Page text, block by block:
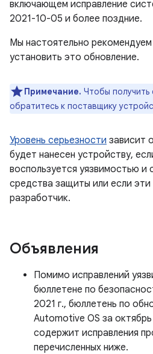
включающем исправление
2021-10-05 и более поздние.
Мы настоятельно
установить это обновление.
Примечание. Чтобы
обратитесь к поставщику
Уровень серьезности зависит
будет нанесен устройству,
воспользуется уязвимостью
средства защиты или если
разработчик.
Объявления
Помимо исправлений
бюллетене по
2021 г., бюллетень по
Automotive OS за
содержит исправления
перечисленных ниже.